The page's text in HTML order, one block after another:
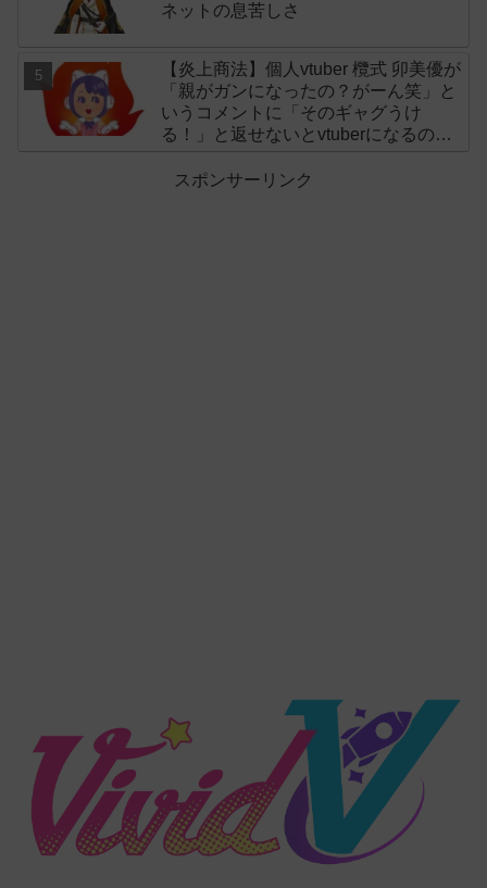
ネットの息苦しさ
【炎上商法】個人vtuber 欖式 卯美優が
「親がガンになったの？がーん笑」と
いうコメントに「そのギャグうけ
る！」と返せないとvtuberになるのは
スポンサーリンク